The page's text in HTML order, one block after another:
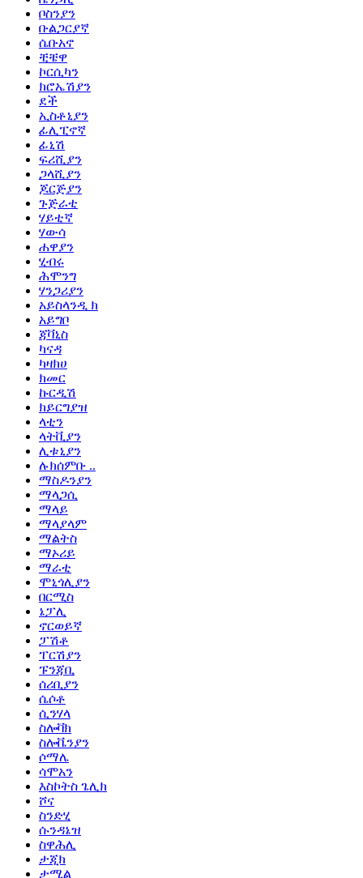
ቦስንያን
ቡልጋርያኛ
ሴቡአኖ
ቺቼዋ
ኮርሲካን
ክሮኤሽያን
ደች
ኢስቶኒያን
ፊሊፒኖኛ
ፊኒሽ
ፍሪሺያን
ጋላሺያን
ጆርጅያን
ጉጅራቲ
ሃይቲኛ
ሃውሳ
ሐዋያን
ሂብሩ
ሕሞንግ
ሃንጋሪያን
አይስላንዲ ክ
አይግቦ
ጃቫኒስ
ካናዳ
ካዛክሀ
ክመር
ኩርዲሽ
ክይርግያዝ
ላቲን
ላትቪያን
ሊቱኒያን
ሉክሰምቡ ..
ማስዶንያን
ማላጋሲ
ማላይ
ማላያላም
ማልትስ
ማኦሪይ
ማራቲ
ሞኒጎሊያን
በርሚስ
ኔፓሊ
ኖርወይኛ
ፓሽቶ
ፐርሽያን
ፑንጃቢ
ሰሪቢያን
ሴሶቶ
ሲንሃላ
ስሎቫክ
ስሎቬንያን
ሶማሌ
ሳሞአን
እስኮትስ ጌሊክ
ሾና
ስንድሂ
ሱንዳኔዝ
ስዋሕሊ
ታጂክ
ታሚል